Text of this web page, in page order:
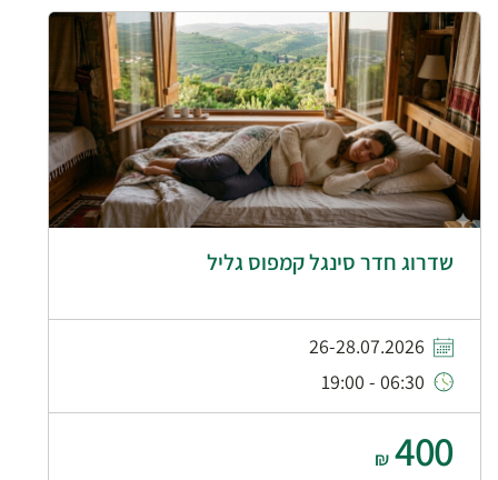
שדרוג חדר סינגל קמפוס גליל
26-28.07.2026
06:30 - 19:00
400
₪